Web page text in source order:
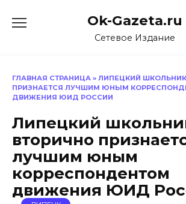
Ok-Gazeta.ru
Сетевое Издание
ГЛАВНАЯ СТРАНИЦА » ЛИПЕЦКИЙ
ПРИЗНАЕТСЯ ЛУЧШИМ ЮНЫМ
ДВИЖЕНИЯ ЮИД РОССИИ
Липецкий
вторично
лучшим юным
корреспондентом
движения ЮИД